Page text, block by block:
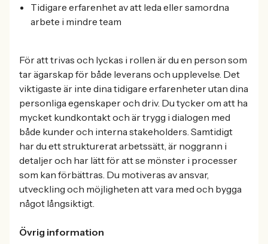
Tidigare erfarenhet av att leda eller samordna
arbete i mindre team
För att trivas och lyckas i rollen är du en person som
tar ägarskap för både leverans och upplevelse. Det
viktigaste är inte dina tidigare erfarenheter utan dina
personliga egenskaper och driv. Du tycker om att ha
mycket kundkontakt och är trygg i dialogen med
både kunder och interna stakeholders. Samtidigt
har du ett strukturerat arbetssätt, är noggrann i
detaljer och har lätt för att se mönster i processer
som kan förbättras. Du motiveras av ansvar,
utveckling och möjligheten att vara med och bygga
något långsiktigt.
Övrig information